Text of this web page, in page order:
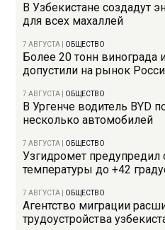
В Узбекистане создадут
для всех махаллей
7 АВГУСТА ОБЩЕСТВО
Более 20 тонн винограда
допустили на рынок
7 АВГУСТА ОБЩЕСТВО
В Ургенче водитель BYD
несколько автомобилей
7 АВГУСТА ОБЩЕСТВО
Узгидромет
температуры до +42
7 АВГУСТА ОБЩЕСТВО
Агентство миграции
трудоустройства